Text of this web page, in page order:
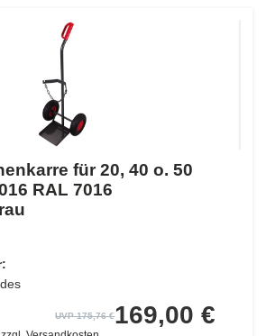
für 20, 40 o. 50
RAL 7016
UVP 175,76 €169,00 €